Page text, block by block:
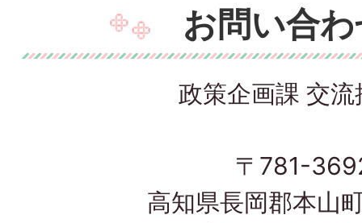
お問い合
政策企画課 交流
〒781-
高知県長岡郡本山